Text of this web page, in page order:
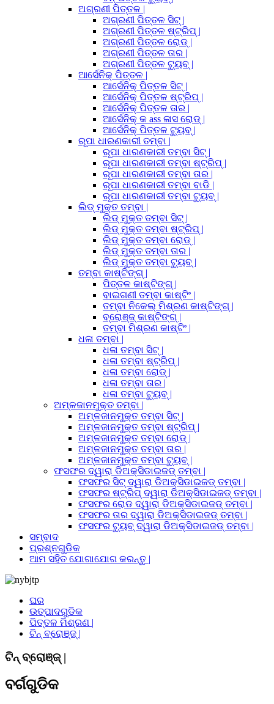
ଅଗ୍ରଣୀ ପିତ୍ତଳ |
ଅଗ୍ରଣୀ ପିତ୍ତଳ ସିଟ୍ |
ଅଗ୍ରଣୀ ପିତ୍ତଳ ଷ୍ଟ୍ରିପ୍ |
ଅଗ୍ରଣୀ ପିତ୍ତଳ ରୋଡ୍ |
ଅଗ୍ରଣୀ ପିତ୍ତଳ ତାର |
ଅଗ୍ରଣୀ ପିତ୍ତଳ ଟ୍ୟୁବ୍ |
ଆର୍ସେନିକ୍ ପିତ୍ତଳ |
ଆର୍ସେନିକ୍ ପିତ୍ତଳ ସିଟ୍ |
ଆର୍ସେନିକ୍ ପିତ୍ତଳ ଷ୍ଟ୍ରିପ୍ |
ଆର୍ସେନିକ୍ ପିତ୍ତଳ ତାର |
ଆର୍ସେନିକ୍ କ ass ଳାସ ରୋଡ୍ |
ଆର୍ସେନିକ୍ ପିତ୍ତଳ ଟ୍ୟୁବ୍ |
ରୂପା ଧାରଣକାରୀ ତମ୍ବା |
ରୂପା ଧାରଣକାରୀ ତମ୍ବା ସିଟ୍ |
ରୂପା ଧାରଣକାରୀ ତମ୍ବା ଷ୍ଟ୍ରିପ୍ |
ରୂପା ଧାରଣକାରୀ ତମ୍ବା ତାର |
ରୂପା ଧାରଣକାରୀ ତମ୍ବା ବାଡି |
ରୂପା ଧାରଣକାରୀ ତମ୍ବା ଟ୍ୟୁବ୍ |
ଲିଡ୍ ମୁକ୍ତ ତମ୍ବା |
ଲିଡ୍ ମୁକ୍ତ ତମ୍ବା ସିଟ୍ |
ଲିଡ୍ ମୁକ୍ତ ତମ୍ବା ଷ୍ଟ୍ରିପ୍ |
ଲିଡ୍ ମୁକ୍ତ ତମ୍ବା ରୋଡ୍ |
ଲିଡ୍ ମୁକ୍ତ ତମ୍ବା ତାର |
ଲିଡ୍ ମୁକ୍ତ ତମ୍ବା ଟ୍ୟୁବ୍ |
ତମ୍ବା କାଷ୍ଟିଙ୍ଗ୍ |
ପିତ୍ତଳ କାଷ୍ଟିଙ୍ଗ୍ |
ବାଇଗଣୀ ତମ୍ବା କାଷ୍ଟିଂ |
ତମ୍ବା ନିକେଲ୍ ମିଶ୍ରଣ କାଷ୍ଟିଙ୍ଗ୍ |
ବ୍ରୋଞ୍ଜ୍ କାଷ୍ଟିଙ୍ଗ୍ |
ତମ୍ବା ମିଶ୍ରଣ କାଷ୍ଟିଂ |
ଧଳା ତମ୍ବା |
ଧଳା ତମ୍ବା ସିଟ୍ |
ଧଳା ତମ୍ବା ଷ୍ଟ୍ରିପ୍ |
ଧଳା ତମ୍ବା ରୋଡ୍ |
ଧଳା ତମ୍ବା ତାର |
ଧଳା ତମ୍ବା ଟ୍ୟୁବ୍ |
ଅମ୍ଳଜାନମୁକ୍ତ ତମ୍ବା |
ଅମ୍ଳଜାନମୁକ୍ତ ତମ୍ବା ସିଟ୍ |
ଅମ୍ଳଜାନମୁକ୍ତ ତମ୍ବା ଷ୍ଟ୍ରିପ୍ |
ଅମ୍ଳଜାନମୁକ୍ତ ତମ୍ବା ରୋଡ୍ |
ଅମ୍ଳଜାନମୁକ୍ତ ତମ୍ବା ତାର |
ଅମ୍ଳଜାନମୁକ୍ତ ତମ୍ବା ଟ୍ୟୁବ୍ |
ଫସଫର ଦ୍ୱାରା ଡିଅକ୍ସିଡାଇଜଡ୍ ତମ୍ବା |
ଫସଫର ସିଟ୍ ଦ୍ୱାରା ଡିଅକ୍ସିଡାଇଜଡ୍ ତମ୍ବା |
ଫସଫର ଷ୍ଟ୍ରିପ୍ ଦ୍ୱାରା ଡିଅକ୍ସିଡାଇଜଡ୍ ତମ୍ବା |
ଫସଫର ରୋଡ ଦ୍ୱାରା ଡିଅକ୍ସିଡାଇଜଡ୍ ତମ୍ବା |
ଫସଫର ତାର ଦ୍ୱାରା ଡିଅକ୍ସିଡାଇଜଡ୍ ତମ୍ବା |
ଫସଫର ଟ୍ୟୁବ୍ ଦ୍ୱାରା ଡିଅକ୍ସିଡାଇଜଡ୍ ତମ୍ବା |
ସମ୍ବାଦ
ପ୍ରଶ୍ନଗୁଡିକ
ଆମ ସହିତ ଯୋଗାଯୋଗ କରନ୍ତୁ |
ଘର
ଉତ୍ପାଦଗୁଡିକ
ପିତ୍ତଳ ମିଶ୍ରଣ |
ଟିନ୍ ବ୍ରୋଞ୍ଜ୍ |
ଟିନ୍ ବ୍ରୋଞ୍ଜ୍ |
ବର୍ଗଗୁଡିକ